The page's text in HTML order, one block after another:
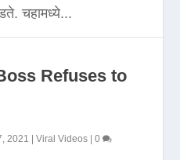
चहामध्ये...
Refuses to
2021 |Viral Videos |0